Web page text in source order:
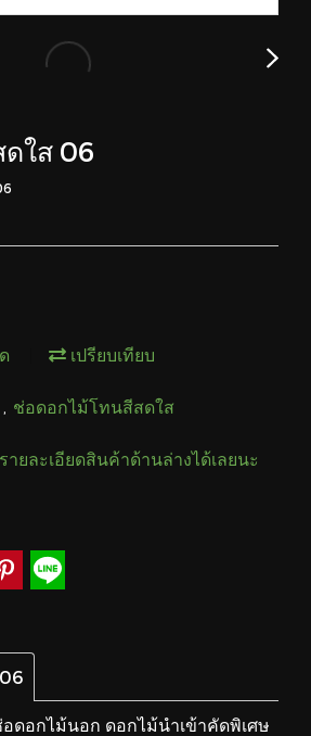
ใส 06
เปรียบเทียบ
, ช่อดอกไม้โทนสีสดใส
ายละเอียดสินค้าด้านล่างได้เลยนะ
ดอกไม้นอก ดอกไม้นำเข้าคัดพิเศษ